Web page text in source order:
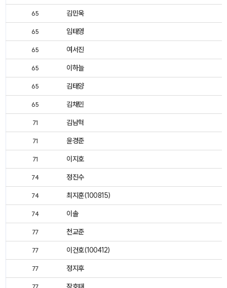
65 김민욱
65 임태영
65 여서진
65 이하늘
65 김태양
65 김채민
71 김남혁
71 윤경준
71 이지호
74 정진수
74 최지훈(100815)
74 이솔
77 천교준
77 이건호(100412)
77 정지후